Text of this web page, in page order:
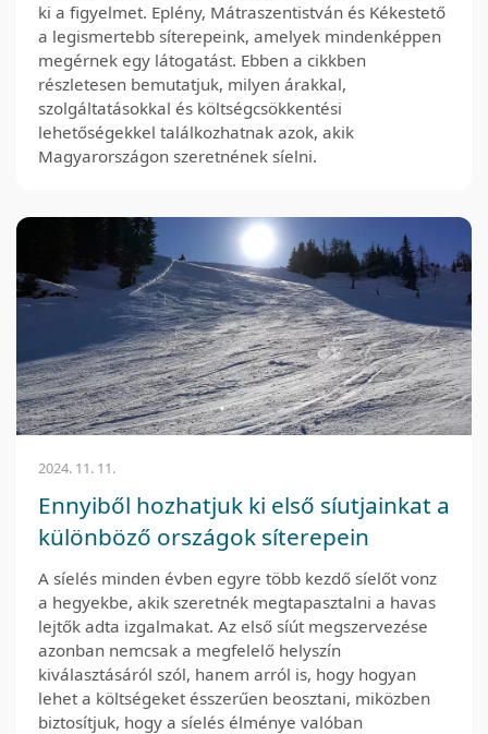
ki a figyelmet. Eplény, Mátraszentistván és Kékestető
a legismertebb síterepeink, amelyek mindenképpen
megérnek egy látogatást. Ebben a cikkben
részletesen bemutatjuk, milyen árakkal,
szolgáltatásokkal és költségcsökkentési
lehetőségekkel találkozhatnak azok, akik
Magyarországon szeretnének síelni.
2024. 11. 11.
Ennyiből hozhatjuk ki első síutjainkat a
különböző országok síterepein
A síelés minden évben egyre több kezdő síelőt vonz
a hegyekbe, akik szeretnék megtapasztalni a havas
lejtők adta izgalmakat. Az első síút megszervezése
azonban nemcsak a megfelelő helyszín
kiválasztásáról szól, hanem arról is, hogy hogyan
lehet a költségeket ésszerűen beosztani, miközben
biztosítjuk, hogy a síelés élménye valóban